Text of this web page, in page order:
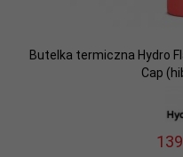
Butelka termiczna Hydro
Cap